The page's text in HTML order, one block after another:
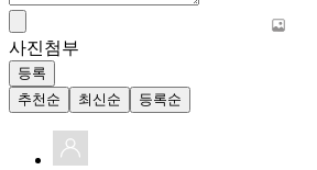
사진첨부
등록
추천순
최신순 등록순